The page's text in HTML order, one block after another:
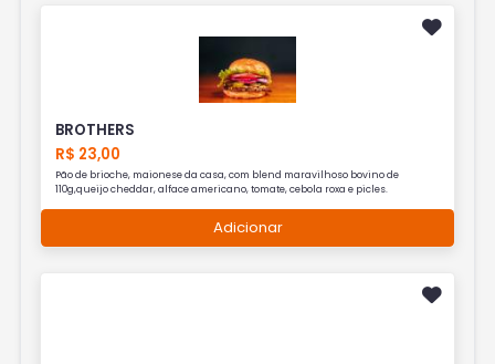
BROTHERS
R$ 23,00
Pão de brioche, maionese da casa, com blend maravilhoso bovino de
110g,queijo cheddar, alface americano, tomate, cebola roxa e picles.
Adicionar